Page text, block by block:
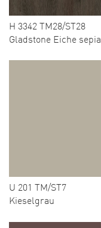
H 3342 TM28/ST28
Gladstone Eiche sepia
U 201 TM/ST7
Kieselgrau